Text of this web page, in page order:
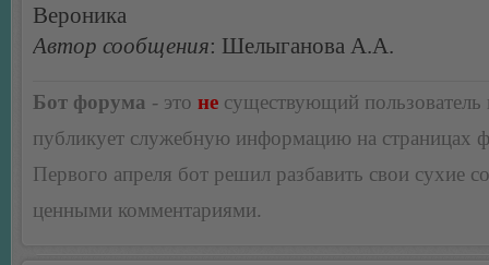
Вероника
Автор сообщения: Шелыганова А.А.
Бот форума - это не существующий пользователь
публикует служебную информацию на страницах
Первого апреля бот решил разбавить свои сухие
ценными комментариями.